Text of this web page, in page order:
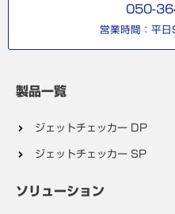
050-
営業時間：平
製品一覧
ジェットチェッカー DP
ジェットチェッカー SP
ソリューション